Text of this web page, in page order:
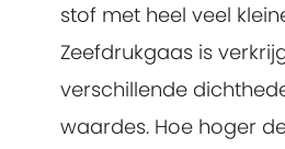
stof met heel veel
Zeefdrukgaas is
verschillende
waardes. Hoe hoger